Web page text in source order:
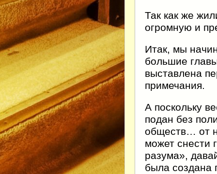
Так как же
огромную и
Итак, мы
большие
выставлена
примечания.
А поскольку
подан без
обществ… от
может снести
разума»,
была создана